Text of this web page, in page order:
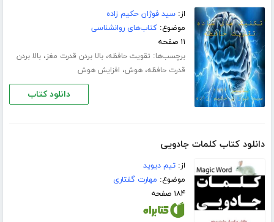
از:سید فوژان حکیم زاده
موضوع:کتاب‌های روانشناسی
۱۱ صفحه
برچسب‌ها: تقویت حافظه،بالا بردن قدرت مغز،بالا بردن
قدرت حافظه،هوش، افزایش هوش
دانلود کتاب
دانلود کتاب کلمات جادویی
از:تیم دیوید
موضوع: مهارت گفتاری
۱۸۴ صفحه